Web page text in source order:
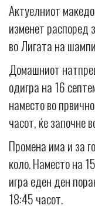
Актуелниот
изменет распоред
во Лигата на
Домашниот
одигра на 16
наместо во
часот, ќе започне
Промена има и за
коло. Наместо на
игра еден ден
18:45 часот.